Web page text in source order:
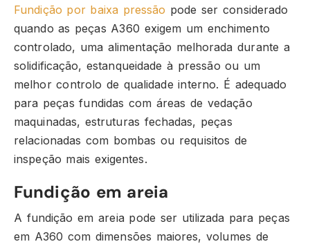
Fundição por baixa pressão pode ser considerado
quando as peças A360 exigem um enchimento
controlado, uma alimentação melhorada durante a
solidificação, estanqueidade à pressão ou um
melhor controlo de qualidade interno. É adequado
para peças fundidas com áreas de vedação
maquinadas, estruturas fechadas, peças
relacionadas com bombas ou requisitos de
inspeção mais exigentes.
Fundição em areia
A fundição em areia pode ser utilizada para peças
em A360 com dimensões maiores, volumes de